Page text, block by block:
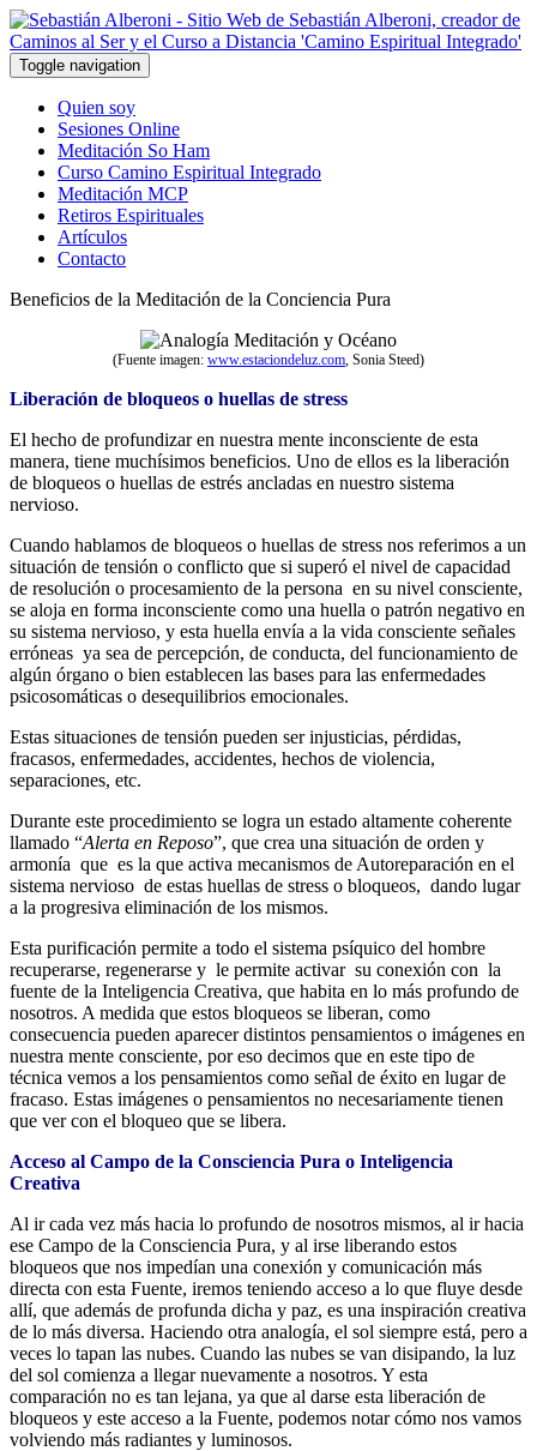
Toggle navigation
Quien soy
Sesiones Online
Meditación So Ham
Curso Camino Espiritual Integrado
Meditación MCP
Retiros Espirituales
Artículos
Contacto
Beneficios de la Meditación de la Conciencia Pura
(Fuente imagen: www.estaciondeluz.com, Sonia Steed)
Liberación de bloqueos o huellas de stress
El hecho de profundizar en nuestra mente inconsciente de esta
manera, tiene muchísimos beneficios. Uno de ellos es la liberación
de bloqueos o huellas de estrés ancladas en nuestro sistema
nervioso.
Cuando hablamos de bloqueos o huellas de stress nos referimos a un
situación de tensión o conflicto que si superó el nivel de capacidad
de resolución o procesamiento de la persona en su nivel consciente,
se aloja en forma inconsciente como una huella o patrón negativo en
su sistema nervioso, y esta huella envía a la vida consciente señales
erróneas ya sea de percepción, de conducta, del funcionamiento de
algún órgano o bien establecen las bases para las enfermedades
psicosomáticas o desequilibrios emocionales.
Estas situaciones de tensión pueden ser injusticias, pérdidas,
fracasos, enfermedades, accidentes, hechos de violencia,
separaciones, etc.
Durante este procedimiento se logra un estado altamente coherente
llamado “Alerta en Reposo”, que crea una situación de orden y
armonía que es la que activa mecanismos de Autoreparación en el
sistema nervioso de estas huellas de stress o bloqueos, dando lugar
a la progresiva eliminación de los mismos.
Esta purificación permite a todo el sistema psíquico del hombre
recuperarse, regenerarse y le permite activar su conexión con la
fuente de la Inteligencia Creativa, que habita en lo más profundo de
nosotros. A medida que estos bloqueos se liberan, como
consecuencia pueden aparecer distintos pensamientos o imágenes en
nuestra mente consciente, por eso decimos que en este tipo de
técnica vemos a los pensamientos como señal de éxito en lugar de
fracaso. Estas imágenes o pensamientos no necesariamente tienen
que ver con el bloqueo que se libera.
Acceso al Campo de la Consciencia Pura o Inteligencia
Creativa
Al ir cada vez más hacia lo profundo de nosotros mismos, al ir hacia
ese Campo de la Consciencia Pura, y al irse liberando estos
bloqueos que nos impedían una conexión y comunicación más
directa con esta Fuente, iremos teniendo acceso a lo que fluye desde
allí, que además de profunda dicha y paz, es una inspiración creativa
de lo más diversa. Haciendo otra analogía, el sol siempre está, pero a
veces lo tapan las nubes. Cuando las nubes se van disipando, la luz
del sol comienza a llegar nuevamente a nosotros. Y esta
comparación no es tan lejana, ya que al darse esta liberación de
bloqueos y este acceso a la Fuente, podemos notar cómo nos vamos
volviendo más radiantes y luminosos.